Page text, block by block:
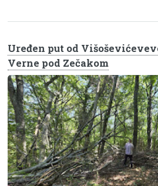
Uređen put od
Verne pod Zečakom